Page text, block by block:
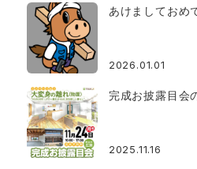
あけましておめ
2026.01.01
完成お披露目会
2025.11.16